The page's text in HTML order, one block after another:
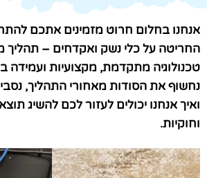
אנחנו בחלום חרוט מזמינים אתכם
החריטה על כלי נשק ואקדחים –
טכנולוגיה מתקדמת, מקצועיות
נחשוף את הסודות מאחורי התהליך,
ואיך אנחנו יכולים לעזור לכם להשיג
וחוקיות.